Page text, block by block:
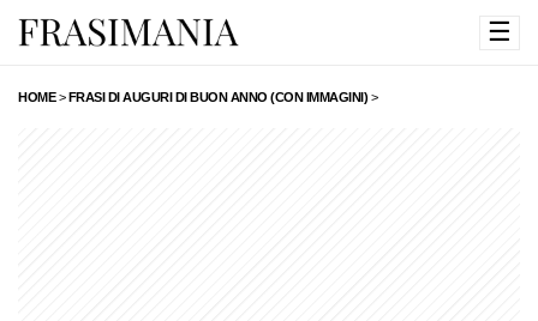
☰
HOME>FRASI DI AUGURI DI BUON ANNO (CON IMMAGINI) >